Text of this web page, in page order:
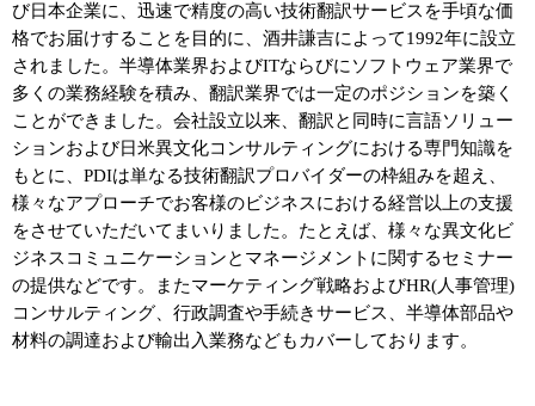
び日本企業に、迅速で精度の高い技術翻訳サービスを手頃な価
格でお届けすることを目的に、酒井謙吉によって1992年に設立
されました。半導体業界およびITならびにソフトウェア業界で
多くの業務経験を積み、翻訳業界では一定のポジションを築く
ことができました。会社設立以来、翻訳と同時に言語ソリュー
ションおよび日米異文化コンサルティングにおける専門知識を
もとに、PDIは単なる技術翻訳プロバイダーの枠組みを超え、
様々なアプローチでお客様のビジネスにおける経営以上の支援
をさせていただいてまいりました。たとえば、様々な異文化ビ
ジネスコミュニケーションとマネージメントに関するセミナー
の提供などです。またマーケティング戦略およびHR(人事管理)
コンサルティング、行政調査や手続きサービス、半導体部品や
材料の調達および輸出入業務などもカバーしております。